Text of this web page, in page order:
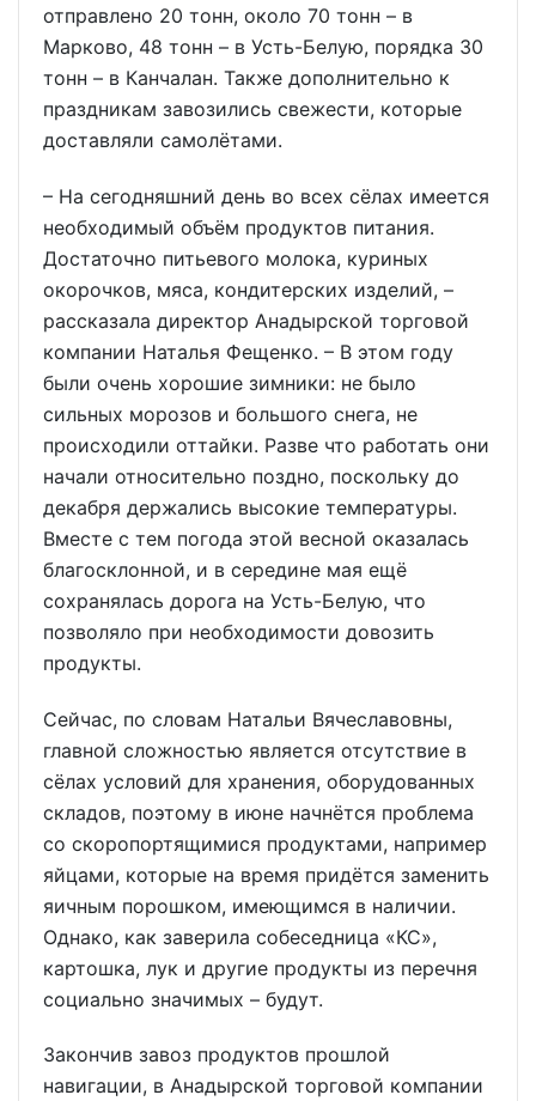
отправлено 20 тонн, около 70 тонн – в
Марково, 48 тонн – в Усть-Белую, порядка 30
тонн – в Канчалан. Также дополнительно к
праздникам завозились свежести, которые
доставляли самолётами.
– На сегодняшний день во всех сёлах имеется
необходимый объём продуктов питания.
Достаточно питьевого молока, куриных
окорочков, мяса, кондитерских изделий, –
рассказала директор Анадырской торговой
компании Наталья Фещенко. – В этом году
были очень хорошие зимники: не было
сильных морозов и большого снега, не
происходили оттайки. Разве что работать они
начали относительно поздно, поскольку до
декабря держались высокие температуры.
Вместе с тем погода этой весной оказалась
благосклонной, и в середине мая ещё
сохранялась дорога на Усть-Белую, что
позволяло при необходимости довозить
продукты.
Сейчас, по словам Натальи Вячеславовны,
главной сложностью является отсутствие в
сёлах условий для хранения, оборудованных
складов, поэтому в июне начнётся проблема
со скоропортящимися продуктами, например
яйцами, которые на время придётся заменить
яичным порошком, имеющимся в наличии.
Однако, как заверила собеседница «КС»,
картошка, лук и другие продукты из перечня
социально значимых – будут.
Закончив завоз продуктов прошлой
навигации, в Анадырской торговой компании